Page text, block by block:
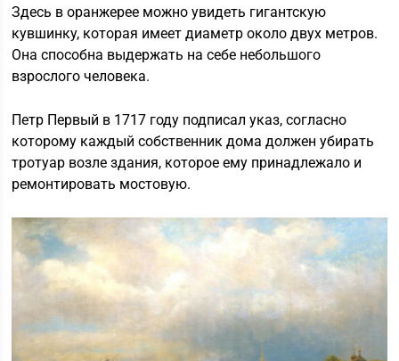
Здесь в оранжерее можно увидеть гигантскую
кувшинку, которая имеет диаметр около двух метров.
Она способна выдержать на себе небольшого
взрослого человека.
Петр Первый в 1717 году подписал указ, согласно
которому каждый собственник дома должен убирать
тротуар возле здания, которое ему принадлежало и
ремонтировать мостовую.